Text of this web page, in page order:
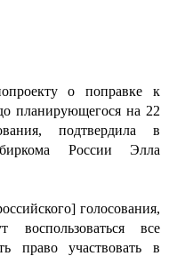
о поправке к
планирующегося на 22
подтвердила в
России Элла
голосования,
воспользоваться все
право участвовать в